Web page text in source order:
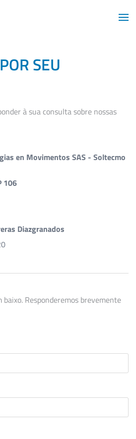
SEU
à sua consulta sobre nossas
en Movimentos SAS - Soltecmo
106
Diazgranados
baixo. Responderemos brevemente